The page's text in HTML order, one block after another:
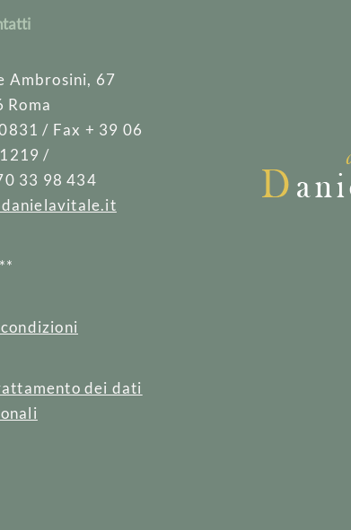
Ambrosini, 67
Roma
/ Fax + 39 06
/
33 98 434
dei dati